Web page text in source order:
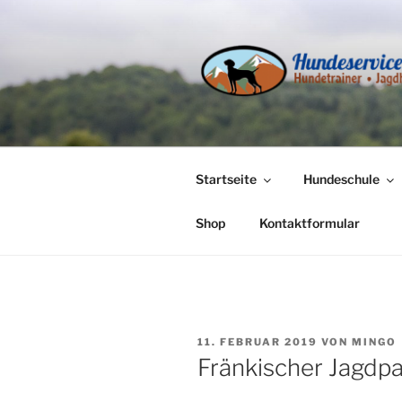
Hundetrainer und
Startseite Hundeschule
Shop Kontaktformular
VERÖFFENTLICHT
AM
11. FEBRUAR 2019 VON MINGO
Fränkischer